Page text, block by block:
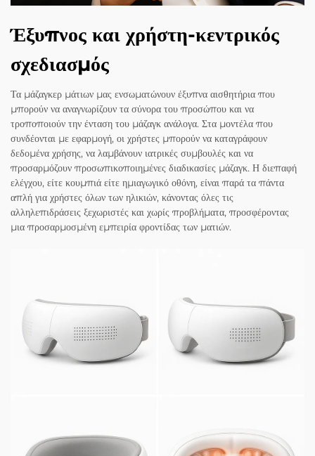
Έξυπνος και χρήστη-κεντρικός
σχεδιασμός
Τα μάζαγκερ μάτιων μας ενσωματώνουν έξυπνα αισθητήρια που
μπορούν να αναγνωρίζουν τα σύνορα του προσώπου και να
τροποποιούν την ένταση του μάζαγκ ανάλογα. Στα μοντέλα που
συνδέονται με εφαρμογή, οι χρήστες μπορούν να καταγράφουν
δεδομένα χρήσης, να λαμβάνουν ιατρικές συμβουλές και να
προσαρμόζουν προσωπικοποιημένες διαδικασίες μάζαγκ. Η διεπαφή
ελέγχου, είτε κουμπιά είτε ημιαγωγικό οθόνη, είναι παρά τα πάντα
απλή για χρήστες όλων των ηλικιών, κάνοντας όλες τις
αλληλεπιδράσεις ξεχωριστές και χωρίς προβλήματα, προσφέροντας
μια προσαρμοσμένη εμπειρία φροντίδας των ματιών.